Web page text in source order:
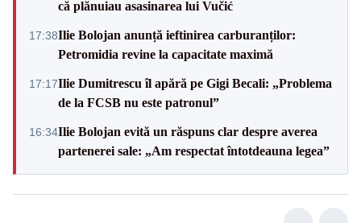
că plănuiau asasinarea lui Vučić
17:38Ilie Bolojan anunță ieftinirea carburanților:
Petromidia revine la capacitate maximă
17:17Ilie Dumitrescu îl apără pe Gigi Becali: „Problema
de la FCSB nu este patronul”
16:34Ilie Bolojan evită un răspuns clar despre averea
partenerei sale: „Am respectat întotdeauna legea”